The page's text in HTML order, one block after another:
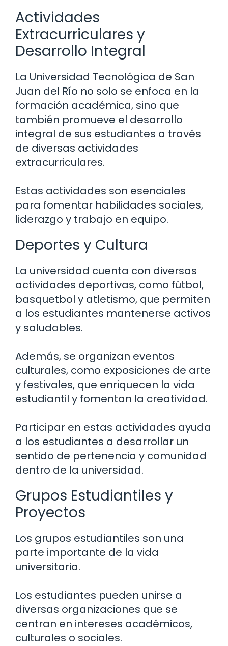
Actividades
Extracurriculares y
Desarrollo Integral
La Universidad Tecnológica de San
Juan del Río no solo se enfoca en la
formación académica, sino que
también promueve el desarrollo
integral de sus estudiantes a través
de diversas actividades
extracurriculares.
Estas actividades son esenciales
para fomentar habilidades sociales,
liderazgo y trabajo en equipo.
Deportes y Cultura
La universidad cuenta con diversas
actividades deportivas, como fútbol,
basquetbol y atletismo, que permiten
a los estudiantes mantenerse activos
y saludables.
Además, se organizan eventos
culturales, como exposiciones de arte
y festivales, que enriquecen la vida
estudiantil y fomentan la creatividad.
Participar en estas actividades ayuda
a los estudiantes a desarrollar un
sentido de pertenencia y comunidad
dentro de la universidad.
Grupos Estudiantiles y
Proyectos
Los grupos estudiantiles son una
parte importante de la vida
universitaria.
Los estudiantes pueden unirse a
diversas organizaciones que se
centran en intereses académicos,
culturales o sociales.